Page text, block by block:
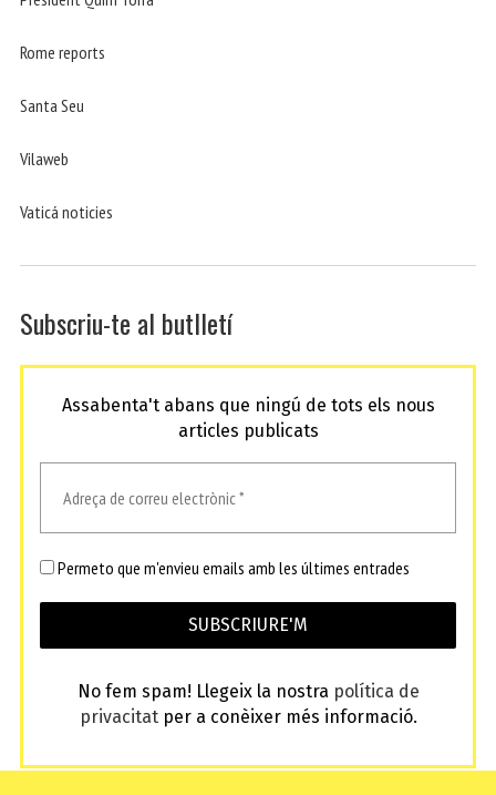
Rome reports
Santa Seu
Vilaweb
Vaticá noticies
Subscriu-te al butlletí
Assabenta't abans que ningú de tots els nous
articles publicats
Permeto que m'envieu emails amb les últimes entrades
No fem spam! Llegeix la nostra política de
privacitatper a conèixer més informació.